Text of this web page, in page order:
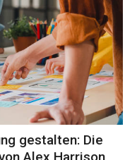
gestalten: Die